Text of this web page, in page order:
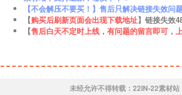
【不会解压不要买！】售后只解决链接失效问
【购买后刷新页面会出现下载地址】链接失效
【售后白天不定时上线，有问题的留言即可，
未经允许不得转载： 22IN-22素材站